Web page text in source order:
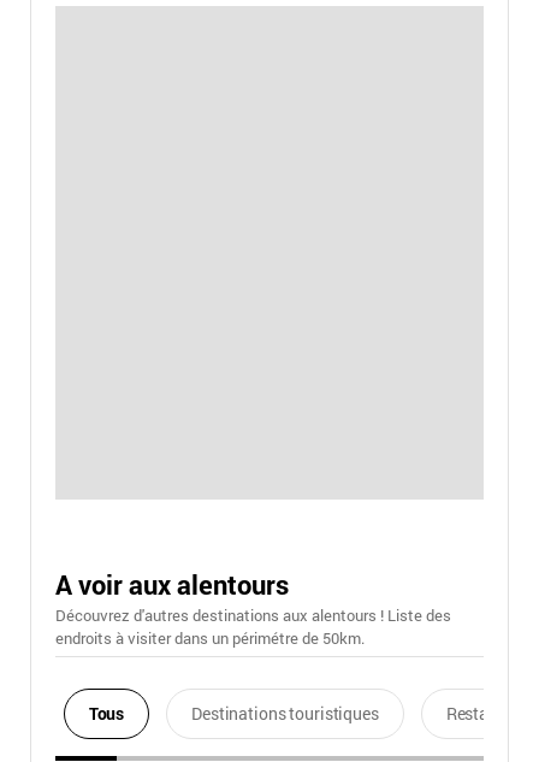
A voir aux alentours
Découvrez d'autres destinations aux alentours ! Liste des
endroits à visiter dans un périmétre de 50km.
Tous Destinations touristiques Restaurants